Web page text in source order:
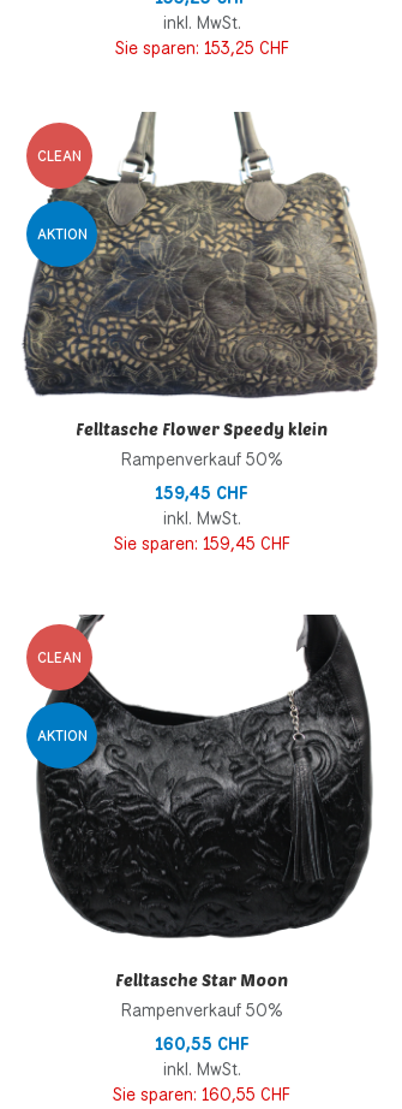
inkl. MwSt.
Sie sparen: 153,25 CHF
CLEAN
AKTION
Felltasche Flower Speedy klein
Rampenverkauf 50%
159,45 CHF
inkl. MwSt.
Sie sparen: 159,45 CHF
CLEAN
AKTION
Felltasche Star Moon
Rampenverkauf 50%
160,55 CHF
inkl. MwSt.
Sie sparen: 160,55 CHF